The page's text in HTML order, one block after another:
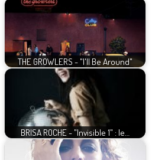
THE GROWLERS - "I'll Be Around"
BRISA ROCHE - "Invisible 1" : le…